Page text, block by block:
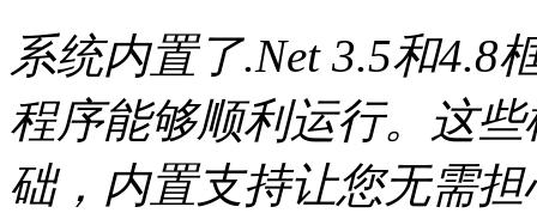
系统内置了.Net 3.5和4.8
程序能够顺利运行。这
础，内置支持让您无需